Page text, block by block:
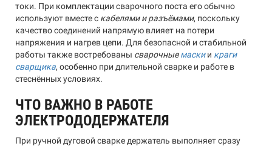
токи. При комплектации сварочного поста его обычно
используют вместе с кабелями и разъёмами, поскольку
качество соединений напрямую влияет на потери
напряжения и нагрев цепи. Для безопасной и стабильной
работы также востребованы сварочныемаскии краги
сварщика, особенно при длительной сварке и работе в
стеснённых условиях.
ЧТО ВАЖНО В РАБОТЕ
ЭЛЕКТРОДОДЕРЖАТЕЛЯ
При ручной дуговой сварке держатель выполняет сразу